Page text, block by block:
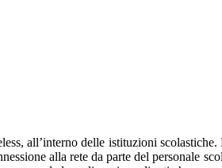
all’interno delle istituzioni
alla rete da parte del personale